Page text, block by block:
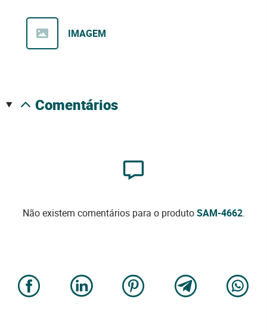
IMAGEM
comentários
Não existem comentários para o produtoSAM-4662.